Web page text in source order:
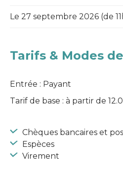
Le 27 septembre 2026 (de
Tarifs & Modes
Entrée : Payant
Tarif de base : à partir de
Chèques bancaires et
Espèces
Virement